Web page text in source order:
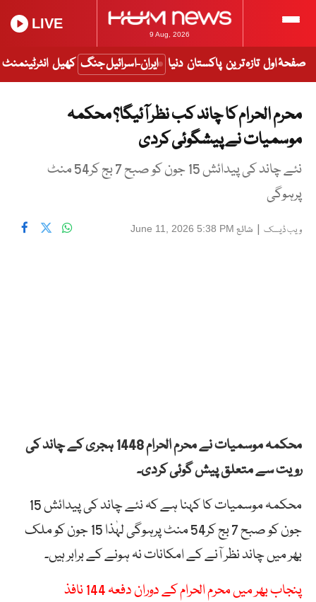
9 Aug, 2026
LIVE
صفحۂ اول تازہ ترین پاکستان دنیا ایران-اسرائیل جنگ کھیل انٹرٹینمنٹ
محرم الحرام کا چاند کب نظر آئیگا؟ محکمہ
موسمیات نے پیشگوئی کردی
نئے چاند کی پیدائش 15 جون کو صبح 7 بج کر54 منٹ
پرہوگی
ویب ڈیسک | شائع June 11, 2026 5:38 PM
محکمہ موسمیات نے محرم الحرام 1448 ہجری کے چاند کی
رویت سے متعلق پیش گوئی کردی۔
محکمہ موسمیات کا کہنا ہے کہ نئے چاند کی پیدائش 15
جون کو صبح 7 بج کر54 منٹ پرہوگی لہٰذا 15 جون کو ملک
بھر میں چاند نظر آنے کے امکانات نہ ہونے کے برابر ہیں۔
پنجاب بھر میں محرم الحرام کے دوران دفعہ 144 نافذ